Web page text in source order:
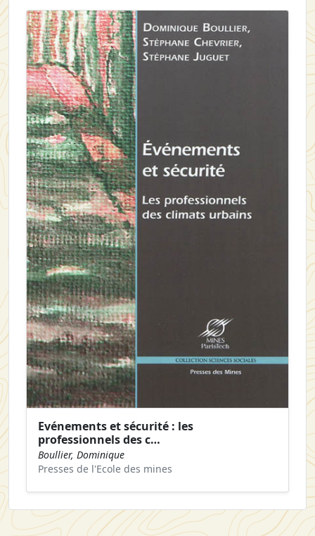
Evénements et sécurité : les
professionnels des c…
Boullier, Dominique
Presses de l'Ecole des mines